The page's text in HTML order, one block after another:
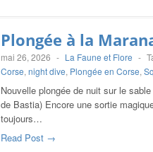
Plongée à la
mai 26, 2026 - La Faune et Flore -
Corse, night dive, Plongée en Corse,
Nouvelle plongée de nuit sur le
de Bastia) Encore une sortie
toujours…
Read Post →